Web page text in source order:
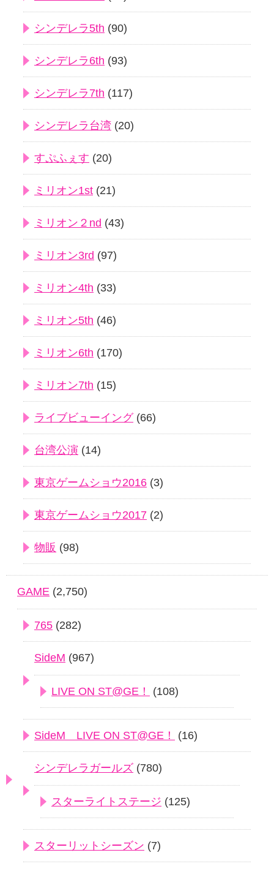
シンデレラ5th (90)
シンデレラ6th (93)
シンデレラ7th (117)
シンデレラ台湾 (20)
すぷふぇす (20)
ミリオン1st (21)
ミリオン２nd (43)
ミリオン3rd (97)
ミリオン4th (33)
ミリオン5th (46)
ミリオン6th (170)
ミリオン7th (15)
ライブビューイング(66)
台湾公演 (14)
東京ゲームショウ2016 (3)
東京ゲームショウ2017 (2)
物販 (98)
GAME (2,750)
765 (282)
SideM (967)
LIVE ON ST@GE！ (108)
SideM LIVE ON ST@GE！ (16)
シンデレラガールズ (780)
スターライトステージ (125)
スターリットシーズン (7)